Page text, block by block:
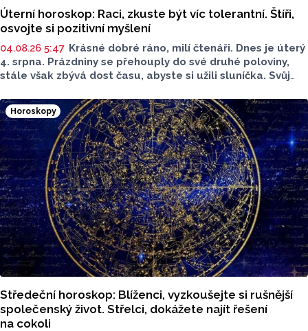
Úterní horoskop: Raci, zkuste být víc tolerantní. Štíři,
osvojte si pozitivní myšlení
04.08.26 5:47 Krásné dobré ráno, milí čtenáři. Dnes je úterý
4. srpna. Prázdniny se přehouply do své druhé poloviny,
stále však zbývá dost času, abyste si užili sluníčka. Svůj
všechno nejlepší. Podívejte se na dnešní horoskop.
Horoskopy
Středeční horoskop: Blíženci, vyzkoušejte si rušnější
společenský život. Střelci, dokážete najít řešení
na cokoli